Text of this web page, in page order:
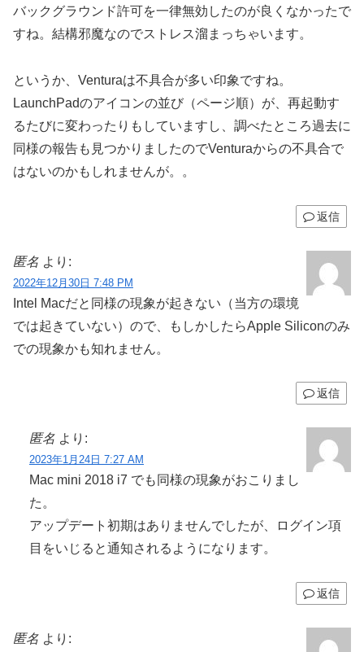
バックグラウンド許可を一律無効したのが良くなかったで
すね。結構邪魔なのでストレス溜まっちゃいます。
というか、Venturaは不具合が多い印象ですね。
LaunchPadのアイコンの並び（ページ順）が、再起動す
るたびに変わったりもしていますし、調べたところ過去に
同様の報告も見つかりましたのでVenturaからの不具合で
はないのかもしれませんが。。
返信
匿名 より:
2022年12月30日 7:48 PM
Intel Macだと同様の現象が起きない（当方の環境
では起きていない）ので、もしかしたらApple Siliconのみ
での現象かも知れません。
返信
匿名 より:
2023年1月24日 7:27 AM
Mac mini 2018 i7 でも同様の現象がおこりまし
た。
アップデート初期はありませんでしたが、ログイン項
目をいじると通知されるようになります。
返信
匿名 より: